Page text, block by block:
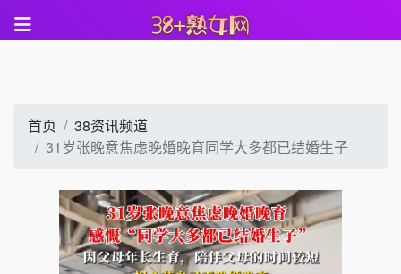
首页
38资讯频道
31岁张晚意焦虑晚婚晚育同学大多都已结婚生子